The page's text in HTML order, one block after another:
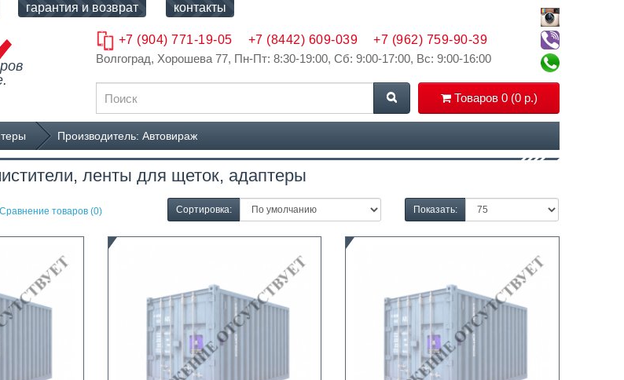
гарантия и возврат контакты
Волгоград, Хорошева 77, Пн-Пт: 8:30-19:00, Сб: 9:00-17:00, Вс: 9:00-16:00
Товаров 0 (0 р.)
+7 (904) 771-19-05 +7 (8442) 609-039 +7 (962) 759-90-39
Производитель: Автовираж
ленты для щеток, адаптеры
Сравнение товаров (0) Сортировка: Показать: